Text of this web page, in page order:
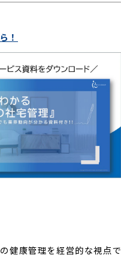
！
健康管理を経営的な視点で